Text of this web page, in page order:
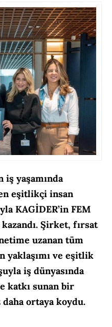
iş yaşamında
eşitlikçi insan
KAGİDER’in FEM
Şirket, fırsat
uzanan tüm
yaklaşımı ve eşitlik
iş dünyasında
katkı sunan bir
ortaya koydu.